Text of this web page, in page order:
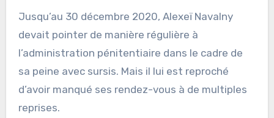
Jusqu’au 30 décembre 2020, Alexeï Navalny
devait pointer de manière régulière à
l’administration pénitentiaire dans le cadre de
sa peine avec sursis. Mais il lui est reproché
d’avoir manqué ses rendez-vous à de multiples
reprises.